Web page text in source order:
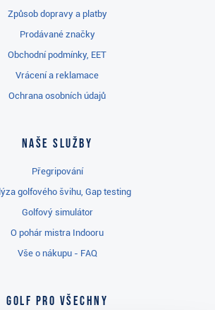
Způsob dopravy a platby
Prodávané značky
Obchodní podmínky, EET
Vrácení a reklamace
Ochrana osobních údajů
Naše služby
Přegripování
golfového švihu, Gap testing
Golfový simulátor
O pohár mistra Indooru
Vše o nákupu - FAQ
Golf pro všechny